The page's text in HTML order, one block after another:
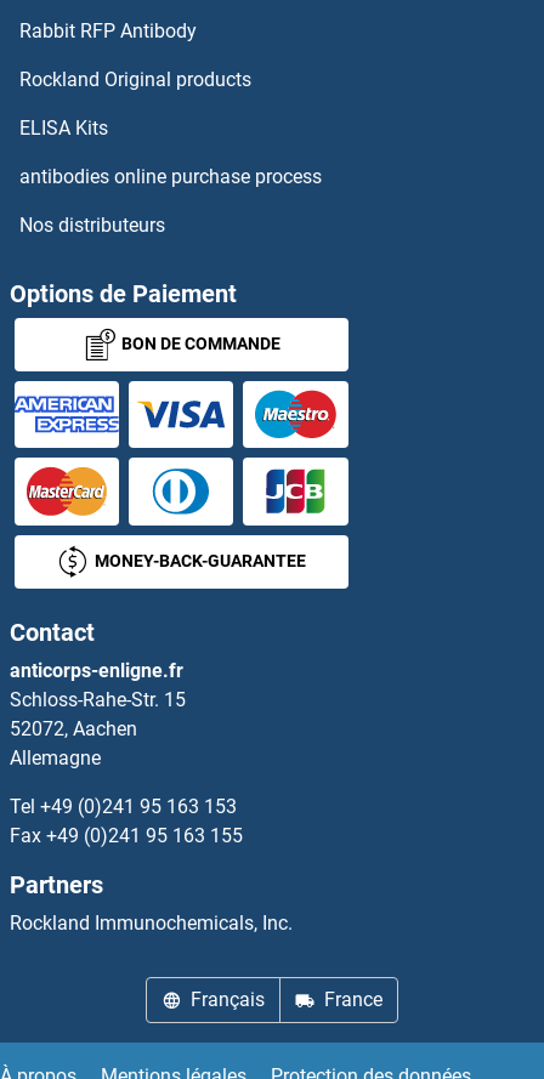
Rabbit RFP Antibody
Rockland Original products
ELISA Kits
antibodies online purchase process
Nos distributeurs
Options de Paiement
BON DE COMMANDE
MONEY-BACK-GUARANTEE
Contact
anticorps-enligne.fr
Schloss-Rahe-Str. 15
52072, Aachen
Allemagne
Tel +49 (0)241 95 163 153
Fax +49 (0)241 95 163 155
Partners
Rockland Immunochemicals, Inc.
Français France